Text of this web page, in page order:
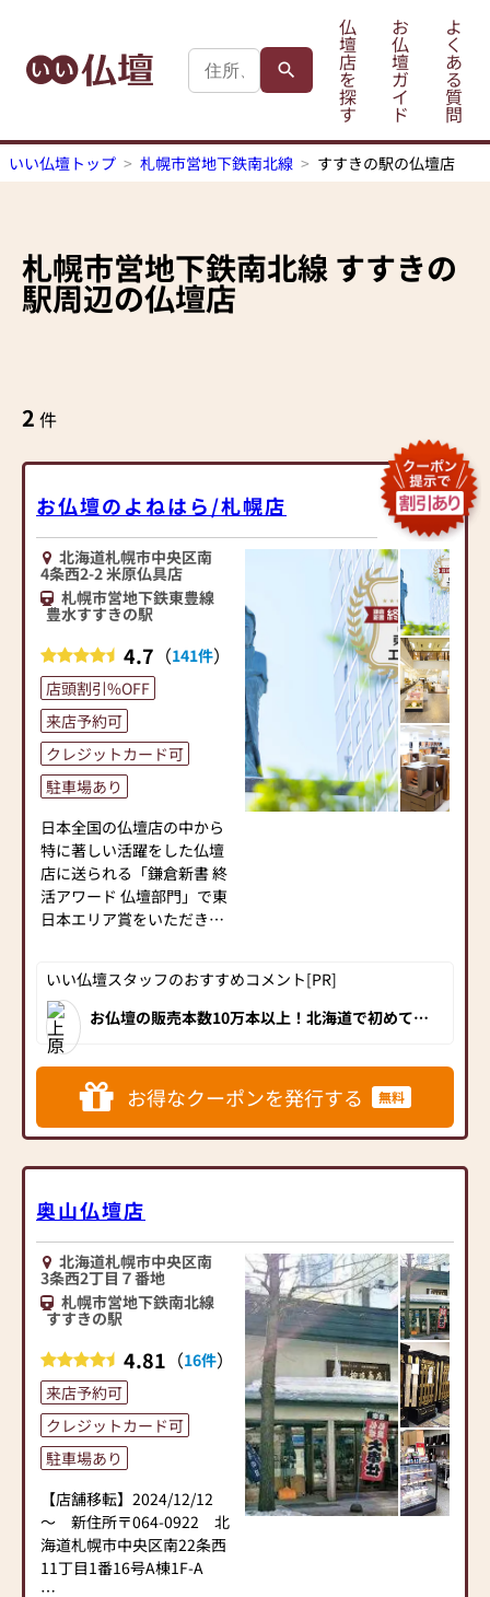
仏
壇
店
を
探
す
お
仏
壇
ガ
イ
ド
よ
く
あ
る
質
問
いい仏壇トップ 札幌市営地下鉄南北線 すすきの駅の仏壇店
札幌市営地下鉄南北線 すすきの
駅周辺の仏壇店
2 件
お仏壇のよねはら/札幌店
北海道札幌市中央区南
4条西2-2 米原仏具店
札幌市営地下鉄東豊線
豊水すすきの駅
4.7 （141件）
店頭割引%OFF
来店予約可
クレジットカード可
駐車場あり
日本全国の仏壇店の中から
特に著しい活躍をした仏壇
店に送られる「鎌倉新書 終
活アワード 仏壇部門」で東
日本エリア賞をいただきま
お客様に感謝すると共にこ
れからも地域一番店を目指
し、お客様に選ばれるサー
ビスを提供出来るよう努め
てまいります！
北海道の地で、創業128年。
的な品揃え。
様には親しみを込めて「よ
ねはらさん」と呼んでいた
だき、今日までに10万本を
超えるお仏壇を販売してま
いりました。
現代では仏事や供養につい
ての知識や経験がない方が
ほとんどです。
地域の伝統や風習は様々
で、インターネットによる
画一的な情報ではしっくり
こないことも多く、初めて
のことに途方にくれてしま
う方も多くいらっしゃいま
す。
「よねはら」では、そんな
とき、皆さまが安心してご
いい仏壇スタッフのおすすめコメント[PR]
お仏壇の販売本数10万本以上！北海道で初めて仏
ました。実績に裏打ちされた品質・価格・展示
数・アフターサポート、全てが全国でもトップク
ラス。東豊線「豊水すすきの」駅、南北線「すす
きの」駅より歩いてすぐ。北海道にお住いの方に
は是非訪問していただきたいおススメの仏壇店で
す！
お得なクーポンを発行する 無料
奥山仏壇店
北海道札幌市中央区南
3条西2丁目７番地
札幌市営地下鉄南北線
すすきの駅
4.81 （16件）
来店予約可
クレジットカード可
駐車場あり
【店舗移転】2024/12/12
～ 新住所〒064-0922 北
海道札幌市中央区南22条西
11丁目1番16号A棟1F-A